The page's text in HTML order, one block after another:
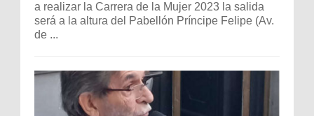
a realizar la Carrera de la Mujer 2023 la salida
será a la altura del Pabellón Príncipe Felipe (Av.
de ...